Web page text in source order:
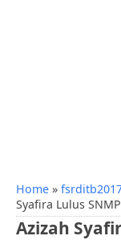
Home »
Syafira Lulus
Azizah